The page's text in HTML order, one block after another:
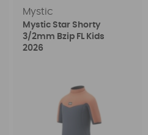
Mystic
Mystic Star Shorty
3/2mm Bzip FL Kids
2026